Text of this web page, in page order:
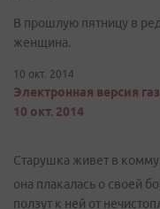
В прошлую пятницу в
женщина.
10 окт. 2014
Электронная версия
10 окт. 2014
Старушка живет в
она плакалась о своей
ползут к ней от